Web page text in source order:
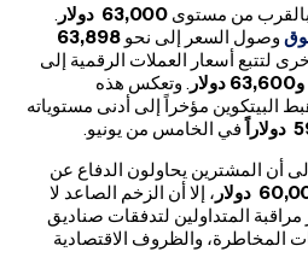
بالقرب من مستوى63,000 دولار .
وصول السعر إلى نحو63,898
لتتبع أسعار العملات الرقمية إلى
و63,600 دولار
. وتعكس هذه
البيتكوين مؤخراً إلى أدنى مستوياته
دولاراًفي الخامس من يونيو.
أن المشترين يحاولون الدفاع عن
دولار ، إلا أن الزخم الصاعد لا
المتداولين لتدفقات صناديق
المخاطرة، والظروف الاقتصادية